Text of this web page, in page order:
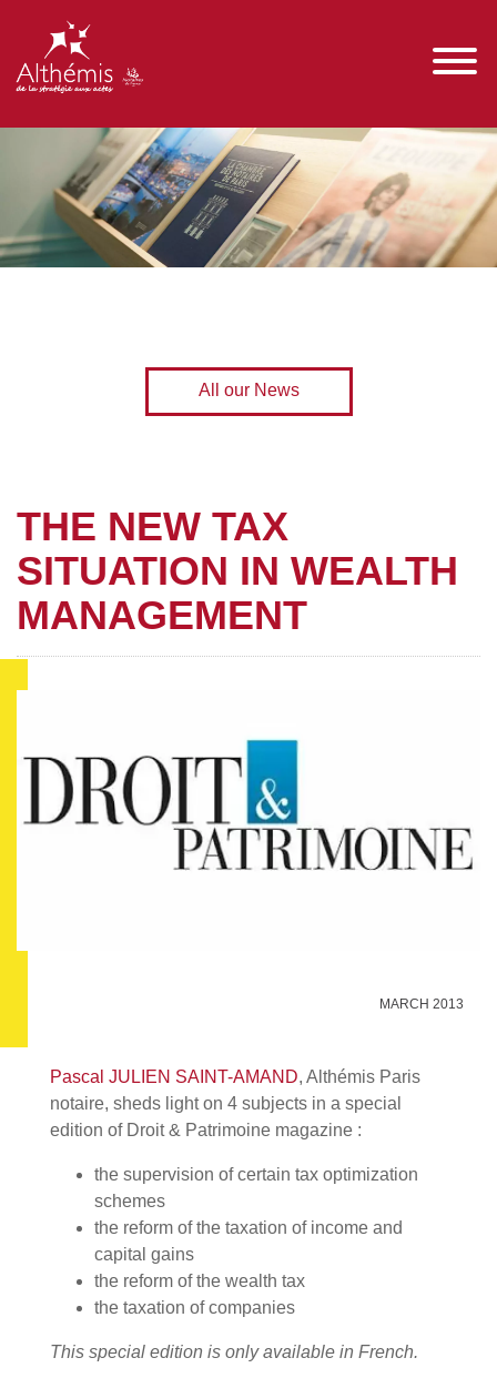
All our News
THE NEW TAX
SITUATION IN WEALTH
MANAGEMENT
MARCH 2013
Pascal JULIEN SAINT-AMAND, Althémis Paris
notaire, sheds light on 4 subjects in a special
edition of Droit & Patrimoine magazine :
the supervision of certain tax optimization
schemes
the reform of the taxation of income and
capital gains
the reform of the wealth tax
the taxation of companies
This special edition is only available in French.